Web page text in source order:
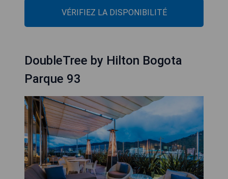
VÉRIFIEZ LA DISPONIBILITÉ
DoubleTree by Hilton Bogota
Parque 93